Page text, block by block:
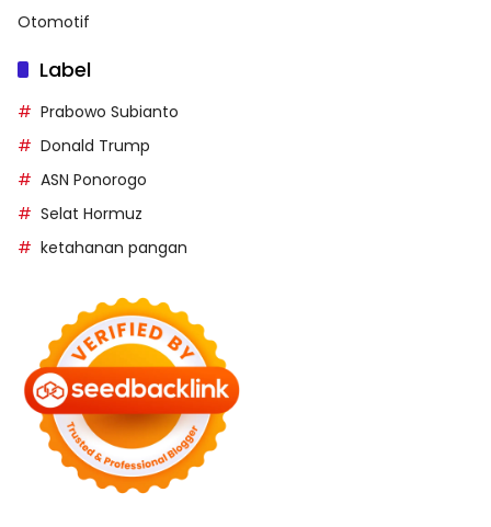
Otomotif
Label
Prabowo Subianto
Donald Trump
ASN Ponorogo
Selat Hormuz
ketahanan pangan